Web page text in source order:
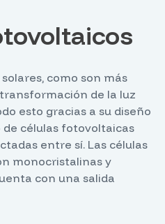
como son más
de la luz
esto gracias a su diseño
células fotovoltaicas
entre sí. Las células
monocristalinas y
con una salida